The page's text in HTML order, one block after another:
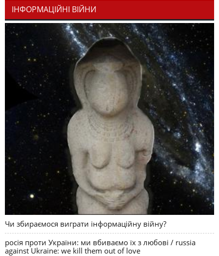
ІНФОРМАЦІЙНІ ВІЙНИ
Чи збираємося виграти інформаційну війну?
росія проти України: ми вбиваємо їх з любові / russia
against Ukraine: we kill them out of love